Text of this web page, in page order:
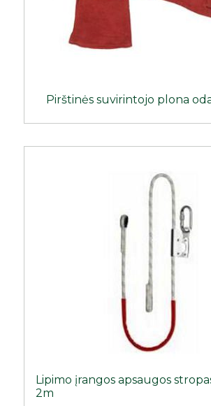
Pirštinės suvirintojo plona
Lipimo įrangos apsaugos
2m